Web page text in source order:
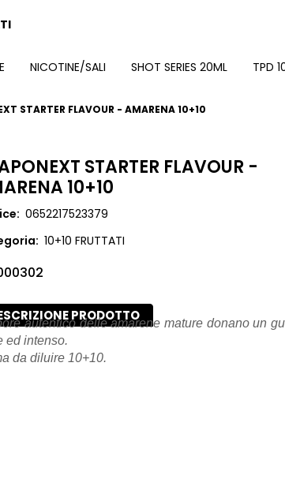
NICOTINE/SALI SHOT SERIES 20ML TPD
STARTER FLAVOUR - AMARENA 10+10
STARTER FLAVOUR -
10+10
0652217523379
10+10 FRUTTATI
PRODOTTO
autentico delle amarene mature donano un
ed intenso.
da diluire 10+10.